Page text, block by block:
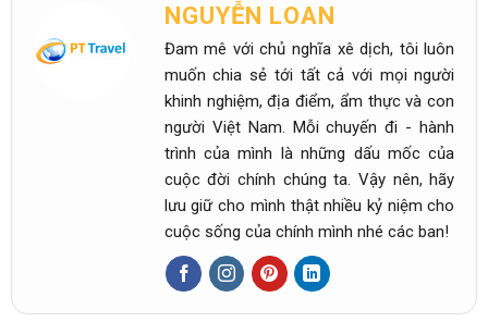
NGUYỄN LOAN
Đam mê với chủ nghĩa xê dịch, tôi luôn
muốn chia sẻ tới tất cả với mọi người
khinh nghiệm, địa điểm, ẩm thực và con
người Việt Nam. Mỗi chuyến đi - hành
trình của mình là những dấu mốc của
cuộc đời chính chúng ta. Vậy nên, hãy
lưu giữ cho mình thật nhiều kỷ niệm cho
cuộc sống của chính mình nhé các ban!